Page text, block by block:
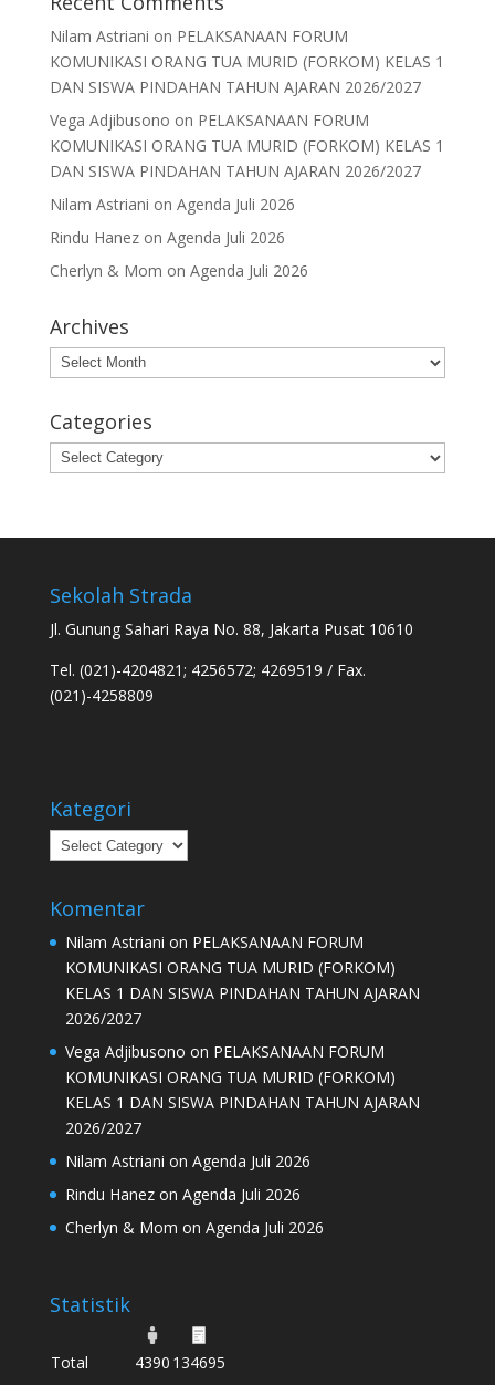
Nilam Astriani on PELAKSANAAN FORUM
KOMUNIKASI ORANG TUA MURID (FORKOM) KELAS 1
DAN SISWA PINDAHAN TAHUN AJARAN 2026/2027
Vega Adjibusono on PELAKSANAAN FORUM
KOMUNIKASI ORANG TUA MURID (FORKOM) KELAS 1
DAN SISWA PINDAHAN TAHUN AJARAN 2026/2027
Nilam Astriani on Agenda Juli 2026
Rindu Hanezon Agenda Juli 2026
Cherlyn & Mom on Agenda Juli 2026
Archives
Archives
Categories
Categories
Sekolah Strada
Jl. Gunung Sahari Raya No. 88, Jakarta Pusat 10610
Tel. (021)-4204821; 4256572; 4269519 / Fax.
(021)-4258809
Kategori
Kategori
Komentar
Nilam Astriani on PELAKSANAAN FORUM
KOMUNIKASI ORANG TUA MURID (FORKOM)
KELAS 1 DAN SISWA PINDAHAN TAHUN AJARAN
2026/2027
Vega Adjibusono on PELAKSANAAN FORUM
KOMUNIKASI ORANG TUA MURID (FORKOM)
KELAS 1 DAN SISWA PINDAHAN TAHUN AJARAN
2026/2027
Nilam Astriani on Agenda Juli 2026
Rindu Hanezon Agenda Juli 2026
Cherlyn & Mom on Agenda Juli 2026
Statistik
Total 4390 134695